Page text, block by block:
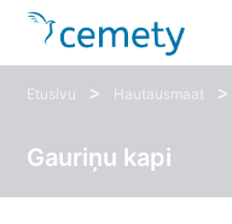
Etusivu > Hautausmaat >
Gauriņu kapi